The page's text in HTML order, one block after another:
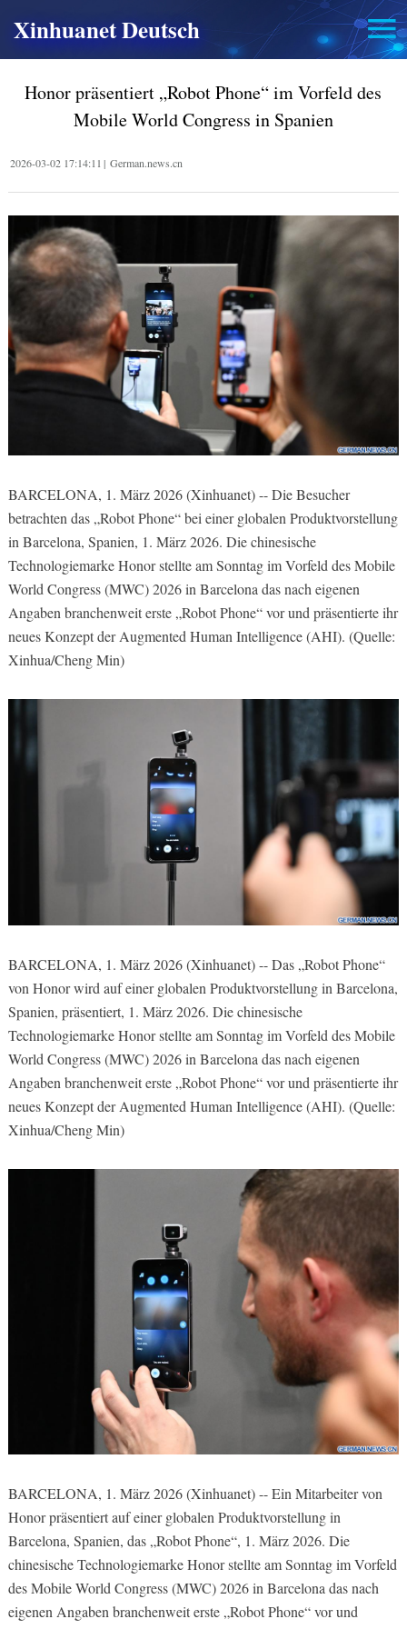
Xinhuanet Deutsch
Honor präsentiert „Robot Phone“ im Vorfeld des
Mobile World Congress in Spanien
2026-03-02 17:14:11 | German.news.cn
BARCELONA, 1. März 2026 (Xinhuanet) -- Die Besucher
betrachten das „Robot Phone“ bei einer globalen Produktvorstellung
in Barcelona, Spanien, 1. März 2026. Die chinesische
Technologiemarke Honor stellte am Sonntag im Vorfeld des Mobile
World Congress (MWC) 2026 in Barcelona das nach eigenen
Angaben branchenweit erste „Robot Phone“ vor und präsentierte ihr
neues Konzept der Augmented Human Intelligence (AHI). (Quelle:
Xinhua/Cheng Min)
BARCELONA, 1. März 2026 (Xinhuanet) -- Das „Robot Phone“
von Honor wird auf einer globalen Produktvorstellung in Barcelona,
Spanien, präsentiert, 1. März 2026. Die chinesische
Technologiemarke Honor stellte am Sonntag im Vorfeld des Mobile
World Congress (MWC) 2026 in Barcelona das nach eigenen
Angaben branchenweit erste „Robot Phone“ vor und präsentierte ihr
neues Konzept der Augmented Human Intelligence (AHI). (Quelle:
Xinhua/Cheng Min)
BARCELONA, 1. März 2026 (Xinhuanet) -- Ein Mitarbeiter von
Honor präsentiert auf einer globalen Produktvorstellung in
Barcelona, Spanien, das „Robot Phone“, 1. März 2026. Die
chinesische Technologiemarke Honor stellte am Sonntag im Vorfeld
des Mobile World Congress (MWC) 2026 in Barcelona das nach
eigenen Angaben branchenweit erste „Robot Phone“ vor und